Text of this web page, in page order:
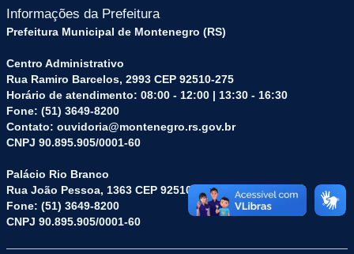
Informações da Prefeitura
Prefeitura Municipal de Montenegro (RS)
Centro Administrativo
Rua Ramiro Barcelos, 2993 CEP 92510-275
Horário de atendimento: 08:00 - 12:00 | 13:30 - 16:30
Fone: (51) 3649-8200
Contato: ouvidoria@montenegro.rs.gov.br
CNPJ 90.895.905/0001-60
Palácio Rio Branco
Rua João Pessoa, 1363 CEP 92510-045
Fone: (51) 3649-8200
CNPJ 90.895.905/0001-60